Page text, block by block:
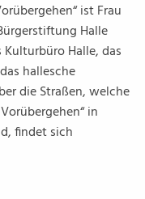
ist Frau
Halle
Halle, das
hallesche
die Straßen, welche
in
findet sich